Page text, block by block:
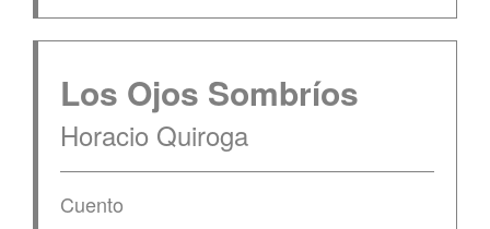
Los Ojos Sombríos
Horacio Quiroga
Cuento